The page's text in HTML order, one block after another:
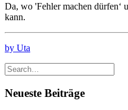
Da, wo 'Fehler machen dürfen‘
kann.
by Uta
Neueste Beiträge